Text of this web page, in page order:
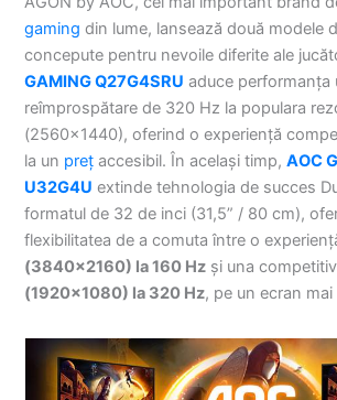
gaming din lume, lansează două modele
concepute pentru nevoile diferite ale
GAMING Q27G4SRU aduce performanța
reîmprospătare de 320 Hz la populara
(2560×1440), oferind o experiență
la un preț accesibil. În același timp,AOC
U32G4U extinde tehnologia de succes
formatul de 32 de inci (31,5” / 80 cm),
flexibilitatea de a comuta între o
(3840×2160) la 160 Hz și una
(1920×1080) la 320 Hz, pe un ecran mai